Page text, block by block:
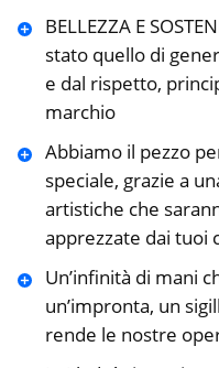
BELLEZZA E
stato quello di
e dal rispetto,
marchio
Abbiamo il pezzo
speciale, grazie a
artistiche che
apprezzate dai tuoi
Un’infinità di mani
un’impronta, un
rende le nostre